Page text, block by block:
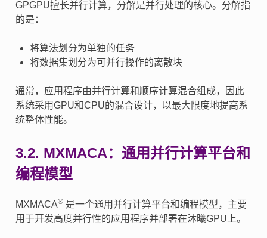
GPGPU擅长并行计算，分解是并行处理的核心。分解指
的是：
将算法划分为单独的任务
将数据集划分为可并行操作的离散块
通常，应用程序由并行计算和顺序计算混合组成，因此
系统采用GPU和CPU的混合设计，以最大限度地提高系
统整体性能。
3.2. MXMACA：通用并行计算平台和
编程模型
MXMACA®是一个通用并行计算平台和编程模型，主要
用于开发高度并行性的应用程序并部署在沐曦GPU上。